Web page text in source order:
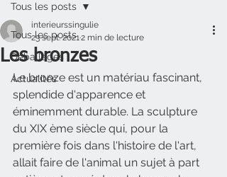
Tous les posts
Déballages
Actualités
Tous les posts
Les bronzes
interieurssingulie
23 sept. 20212 min de lecture
Le bronze est un matériau fascinant,
splendide d'apparence et
éminemment durable. La sculpture
du XIX ème siècle qui, pour la
première fois dans l'histoire de l'art,
allait faire de l'animal un sujet à part